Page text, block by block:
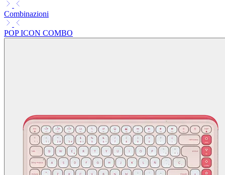
Combinazioni
POP ICON COMBO